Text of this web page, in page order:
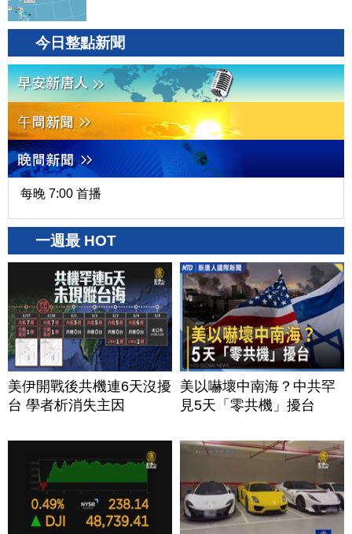
今日整點新聞
每晚 7:00 首播
一週最 HOT
美伊開戰後共機連6天沒擾
台 學者析消失主因
美以嚇壞中南海？中共罕
見5天「零共機」擾台